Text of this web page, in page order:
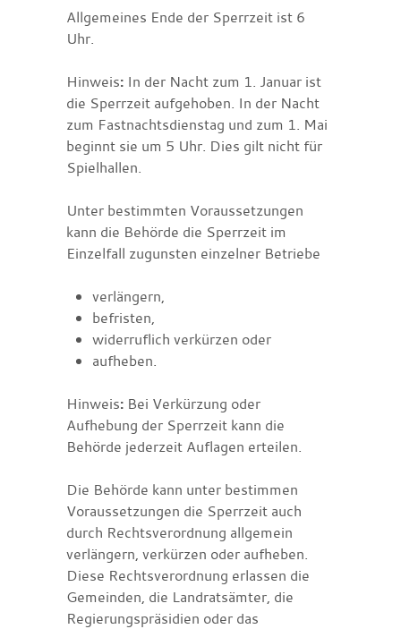
Allgemeines Ende der Sperrzeit ist 6
Uhr.
Hinweis: In der Nacht zum 1. Januar ist
die Sperrzeit aufgehoben. In der Nacht
zum Fastnachtsdienstag und zum 1. Mai
beginnt sie um 5 Uhr. Dies gilt nicht für
Spielhallen.
Unter bestimmten Voraussetzungen
kann die Behörde die Sperrzeit im
Einzelfall zugunsten einzelner Betriebe
verlängern,
befristen,
widerruflich verkürzen oder
aufheben.
Hinweis: Bei Verkürzung oder
Aufhebung der Sperrzeit kann die
Behörde jederzeit Auflagen erteilen.
Die Behörde kann unter bestimmen
Voraussetzungen die Sperrzeit auch
durch Rechtsverordnung allgemein
verlängern, verkürzen oder aufheben.
Diese Rechtsverordnung erlassen die
Gemeinden, die Landratsämter, die
Regierungspräsidien oder das